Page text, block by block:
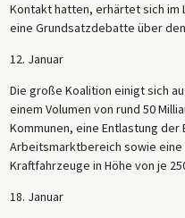
Kontakt hatten, erhärtet sich im
eine Grundsatzdebatte über
12. Januar
Die große Koalition einigt sich
einem Volumen von rund 50
Kommunen, eine Entlastung
Arbeitsmarktbereich sowie
Kraftfahrzeuge in Höhe von je
18. Januar